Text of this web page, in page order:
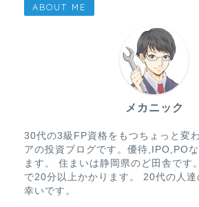
ABOUT ME
メカニック
30代の3級FP資格をもつちょっと変
アの投資ブログです。優待,IPO,PO
ます。 住まいは静岡県のど田舎です
で20分以上かかります。 20代の人達
幸いです。